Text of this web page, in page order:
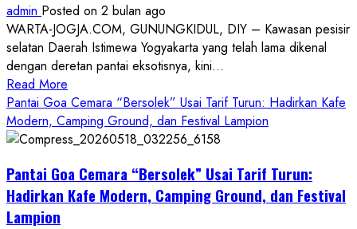
admin Posted on 2 bulan ago
WARTA-JOGJA.COM, GUNUNGKIDUL, DIY – Kawasan pesisir
selatan Daerah Istimewa Yogyakarta yang telah lama dikenal
dengan deretan pantai eksotisnya, kini...
Read More
more
about
ON
ROCK
Gunungkidul
Pantai Goa Cemara “Bersolek” Usai Tarif Turun: Hadirkan Kafe
Modern, Camping Ground, dan Festival Lampion
Pantai Goa Cemara “Bersolek” Usai Tarif Turun:
Hadirkan Kafe Modern, Camping Ground, dan Festival
Lampion